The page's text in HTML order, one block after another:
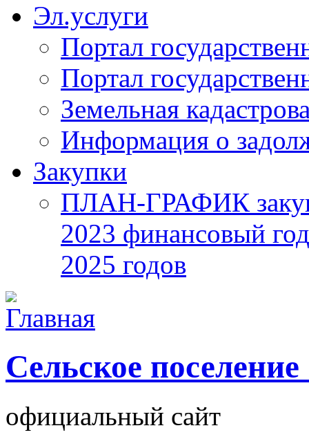
Эл.услуги
Портал
Портал
Земельная
Информация о
Закупки
ПЛАН-ГРАФИК
2023 финансовый
2025 годов
Cельское
официальный сайт